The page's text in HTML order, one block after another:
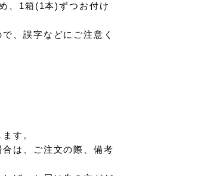
、1箱(1本)ずつお付け
、誤字などにご注意く
す。
は、ご注文の際、備考